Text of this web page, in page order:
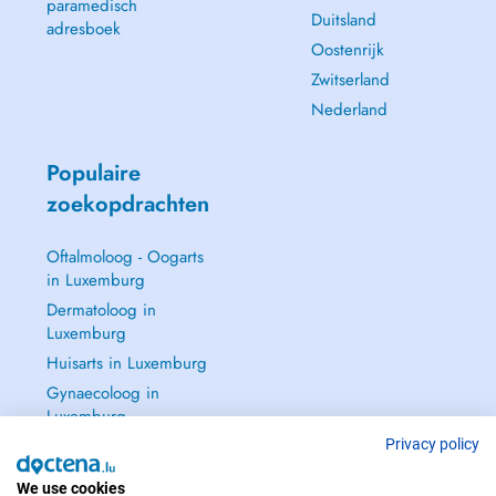
- Prosthetic Rehabilitation
paramedisch
adresboek
Duitsland
Oostenrijk
Zwitserland
Nederland
Populaire
zoekopdrachten
Oftalmoloog - Oogarts
in Luxemburg
Dermatoloog in
Luxemburg
Huisarts in Luxemburg
Gynaecoloog in
Luxemburg
Privacy policy
We use cookies